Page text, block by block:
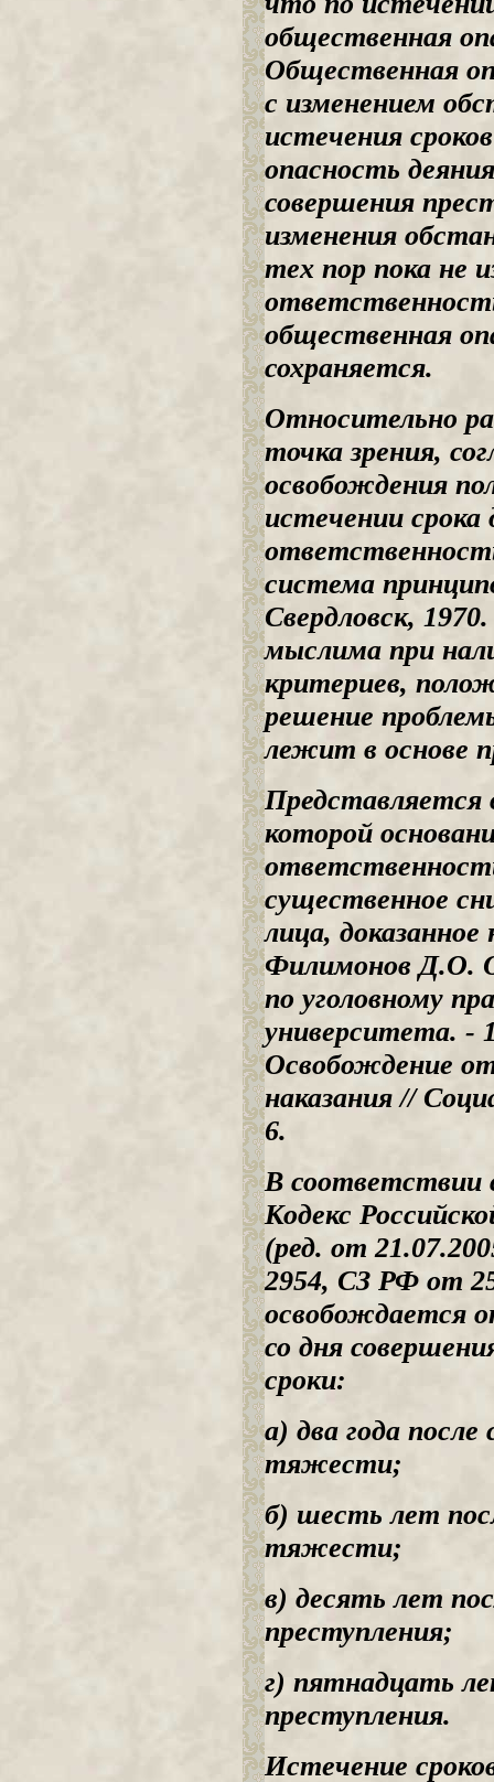
общественная
Общественная
с изменением
истечения
опасность
совершения
изменения
тех пор пока не
общественная
сохраняется.
Относительно
точка зрения,
освобождения
истечении
система
Свердловск,
мыслима при
критериев,
решение
лежит в основе
Представляется
которой
существенное
лица,
Филимонов Д.О. О
по уголовному
университета. -
Освобождение
наказания //
6.
В соответствии
Кодекс
(ред. от
2954, СЗ РФ от
освобождается
со дня
сроки:
а) два года
тяжести;
б) шесть лет
тяжести;
в) десять лет
преступления;
г) пятнадцать
преступления.
Истечение